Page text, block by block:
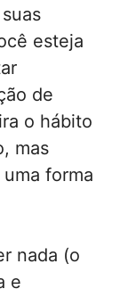
esteja
de
o hábito
mas
forma
nada (o
e